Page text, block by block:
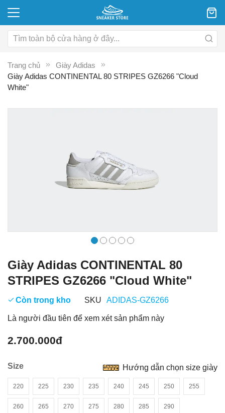
Trang chủ
Giày Adidas
Giày Adidas CONTINENTAL 80 STRIPES GZ6266 "Cloud
White"
Giày Adidas CONTINENTAL 80
STRIPES GZ6266 "Cloud White"
Còn trong kho SKU ADIDAS-GZ6266
Là người đầu tiên để xem xét sản phẩm này
2.700.000đ
Size
220 225 230 235 240 245 250 255
260 265 270 275 280 285 290
Hướng dẫn chọn size giày